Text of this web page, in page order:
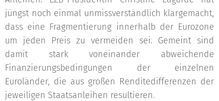
jüngst noch einmal unmissverständlich klargemacht,
dass eine Fragmentierung innerhalb der Eurozone
um jeden Preis zu vermeiden sei. Gemeint sind
damit stark voneinander abweichende
Finanzierungsbedingungen der einzelnen
Euroländer, die aus großen Renditedifferenzen der
jeweiligen Staatsanleihen resultieren.